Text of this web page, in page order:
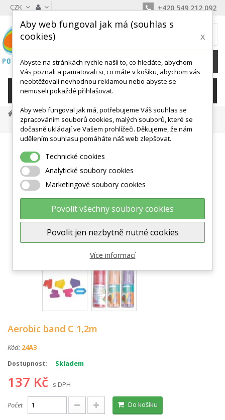
CZK +420 549 212 092
0 Kč
KATEGORIE
Posilovací Pomůcky
Cvičební Gumy
Aerobic Band C 1,2m
Zobrazit větší
Aerobic band C 1,2m
Kód: 24A3
Dostupnost: Skladem
137 Kč s DPH
Počet Do košíku
Aby web fungoval jak má (souhlas s
cookies)
x
Abyste na stránkách rychle našli to, co hledáte, abychom
Vás poznali a pamatovali si, co máte v košíku, abychom vás
neobtěžovali nevhodnou reklamou nebo abyste se
nemuseli pokaždé přihlašovat.
Aby web fungoval jak má, potřebujeme Váš souhlas se
zpracováním souborů cookies, malých souborů, které se
dočasně ukládají ve Vašem prohlížeči. Děkujeme, že nám
udělením souhlasu pomáháte náš web zlepšovat.
Technické cookies
Analytické soubory cookies
Marketingové soubory cookies
Povolit všechny soubory cookies
Povolit jen nezbytně nutné cookies
Více informací